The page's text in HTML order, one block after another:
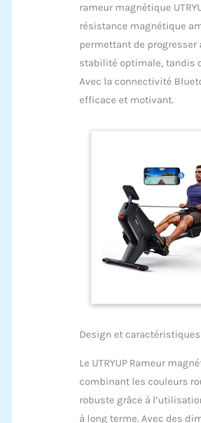
rameur magnétique
résistance magnétique
permettant de progresser
stabilité optimale, tandis
Avec la connectivité
efficace et motivant.
Design et
Le UTRYUP Rameur
combinant les couleurs
robuste grâce à
à long terme. Avec des